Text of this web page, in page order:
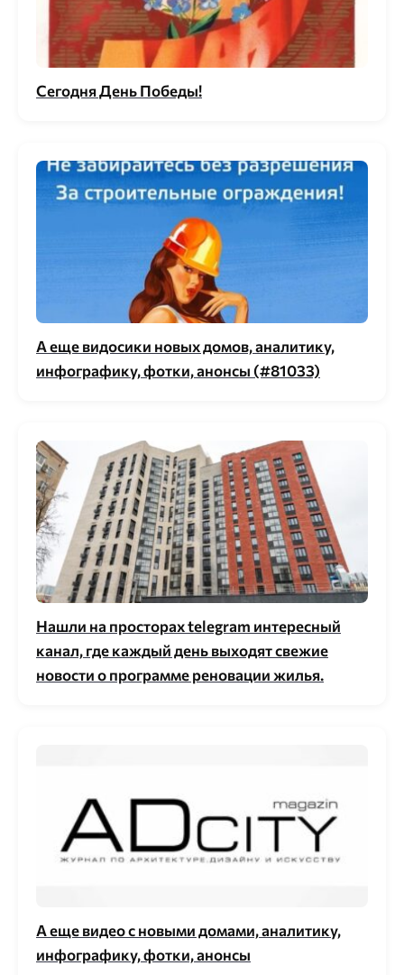
Сегодня День Победы!
А еще видосики новых домов, аналитику,
инфографику, фотки, анонсы (#81033)
Нашли на просторах telegram интересный
канал, где каждый день выходят свежие
новости о программе реновации жилья.
А еще видео с новыми домами, аналитику,
инфографику, фотки, анонсы